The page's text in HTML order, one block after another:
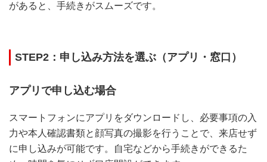
があると、手続きがスムーズです。
STEP2：申し込み方法を選ぶ（アプリ・窓口）
アプリで申し込む場合
スマートフォンにアプリをダウンロードし、必要事項の入
力や本人確認書類と顔写真の撮影を行うことで、来店せず
に申し込みが可能です。自宅などから手続きができるた